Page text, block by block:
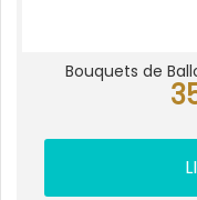
Bouquets de